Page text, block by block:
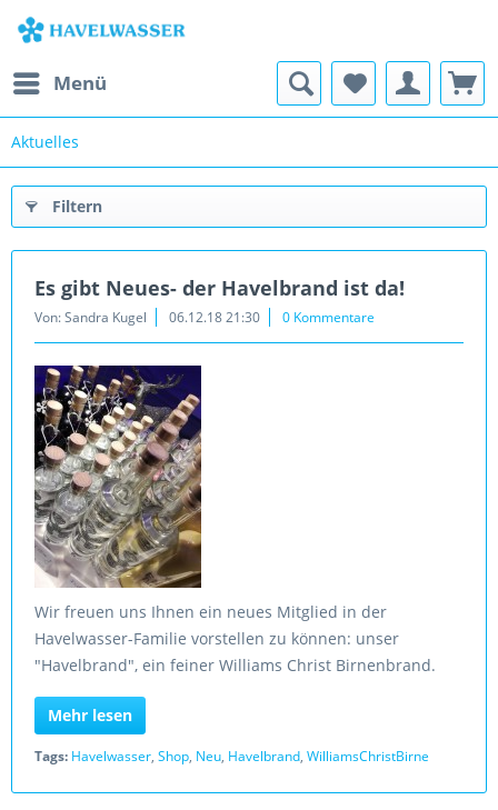
Menü
Aktuelles
Filtern
Es gibt Neues- der Havelbrand ist da!
Von: Sandra Kugel 06.12.18 21:30 0 Kommentare
Wir freuen uns Ihnen ein neues Mitglied in der
Havelwasser-Familie vorstellen zu können: unser
"Havelbrand", ein feiner Williams Christ Birnenbrand.
Mehr lesen
Tags: Havelwasser, Shop, Neu, Havelbrand, WilliamsChristBirne